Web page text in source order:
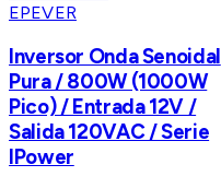
EPEVER
Inversor Onda Senoidal
Pura / 800W (1000W
Pico) / Entrada 12V /
Salida 120VAC / Serie
IPower